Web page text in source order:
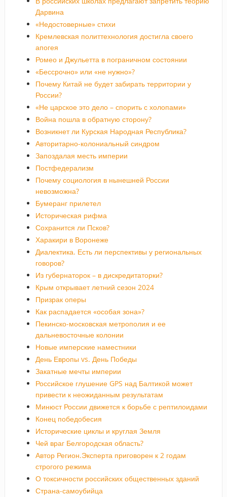
Дарвина
«Недостоверные» стихи
Кремлевская политтехнология достигла своего
апогея
Ромео и Джульетта в пограничном состоянии
«Бессрочно» или «не нужно»?
Почему Китай не будет забирать территории у
России?
«Не царское это дело – спорить с холопами»
Война пошла в обратную сторону?
Возникнет ли Курская Народная Республика?
Авторитарно-колониальный синдром
Запоздалая месть империи
Постфедерализм
Почему социология в нынешней России
невозможна?
Бумеранг прилетел
Историческая рифма
Сохранится ли Псков?
Харакири в Воронеже
Диалектика. Есть ли перспективы у региональных
говоров?
Из губернаторок – в дискредитаторки?
Крым открывает летний сезон 2024
Призрак оперы
Как распадается «особая зона»?
Пекинско-московская метрополия и ее
дальневосточные колонии
Новые имперские наместники
День Европы vs. День Победы
Закатные мечты империи
Российское глушение GPS над Балтикой может
привести к неожиданным результатам
Минюст России движется к борьбе с рептилоидами
Конец победобесия
Исторические циклы и круглая Земля
Чей враг Белгородская область?
Автор Регион.Эксперта приговорен к 2 годам
строгого режима
О токсичности российских общественных зданий
Страна-самоубийца